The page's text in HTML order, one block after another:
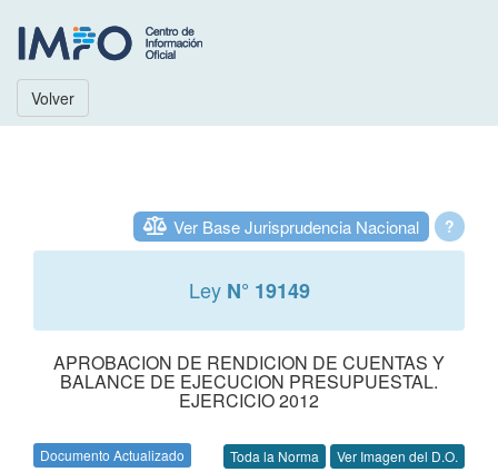
Volver
?
Ver Base Jurisprudencia Nacional
Ley N° 19149
APROBACION DE RENDICION DE CUENTAS Y
BALANCE DE EJECUCION PRESUPUESTAL.
EJERCICIO 2012
Documento Actualizado Toda la Norma Ver Imagen del D.O.